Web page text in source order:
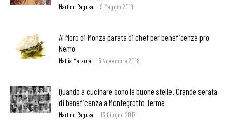
Martino Ragusa - 9 Maggio 2019
Al Moro di Monza parata di chef per beneficenza pro
Nemo
Mattia Marzola - 5 Novembre 2018
Quando a cucinare sono le buone stelle. Grande serata
di beneficenza a Montegrotto Terme
Martino Ragusa - 13 Giugno 2017